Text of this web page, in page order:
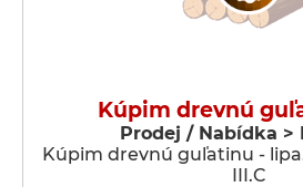
Kúpim drevnú
Prodej / Nabídka >
Kúpim drevnú guľatinu -
III.C